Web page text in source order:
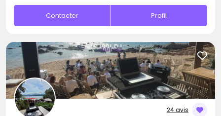
Contacter Profil
24 avis